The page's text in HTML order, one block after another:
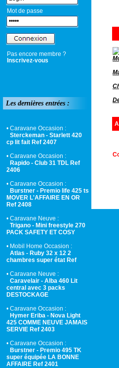
Mot de passe
Pas encore membre ?
Inscrivez-vous
Les dernières entrées :
• Caravane Occasion :
Sterckeman - Starlett 420
cp lit fait Ref 2407
• Caravane Occasion :
Rapido - Club 31 TDL Ref
2406
• Caravane Occasion :
Burstner - Premio life 425 ts
MOVER L'AFFAIRE EN OR
Ref 2408
• Caravane Neuve :
Trigano - Mini freestyle 270
PACK SAFETY ET COSY
• Mobil Home Occasion :
Atlas - Ruby 32 x 12 2
chambres super état Ref
• Caravane Neuve :
Caravelair - Alba 460 Lit
central avec 3 packs
DESTOCKAGE
• Caravane Occasion :
Hymer Eriba - Nova Light
425 COMME NEUVE JAMAIS
SERVIE Ref 2403
• Caravane Occasion :
Burstner - Premio 495 TK
super équipée LA BONNE
AFFAIRE Ref 2401